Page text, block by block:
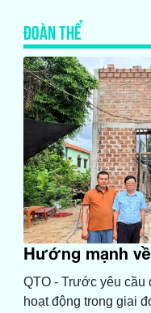
ĐOÀN THỂ
Hướng mạnh
QTO - Trước yêu
hoạt động trong giai